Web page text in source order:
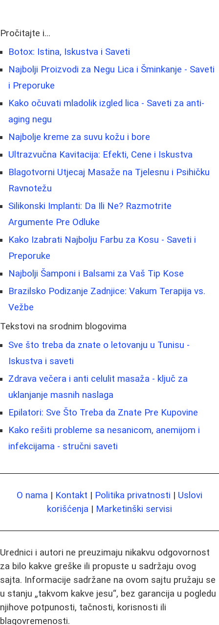
Pročitajte i...
Botox: Istina, Iskustva i Saveti
Najbolji Proizvodi za Negu Lica i Šminkanje - Saveti
i Preporuke
Kako očuvati mladolik izgled lica - Saveti za anti-
aging negu
Najbolje kreme za suvu kožu i bore
Ultrazvučna Kavitacija: Efekti, Cene i Iskustva
Blagotvorni Utjecaj Masaže na Tjelesnu i Psihičku
Ravnotežu
Silikonski Implanti: Da Ili Ne? Razmotrite
Argumente Pre Odluke
Kako Izabrati Najbolju Farbu za Kosu - Saveti i
Preporuke
Najbolji Šamponi i Balsami za Vaš Tip Kose
Brazilsko Podizanje Zadnjice: Vakum Terapija vs.
Vežbe
Tekstovi na srodnim blogovima
Sve što treba da znate o letovanju u Tunisu -
Iskustva i saveti
Zdrava večera i anti celulit masaža - ključ za
uklanjanje masnih naslaga
Epilatori: Sve Što Treba da Znate Pre Kupovine
Kako rešiti probleme sa nesanicom, anemijom i
infekcijama - stručni saveti
O nama | Kontakt | Politika privatnosti | Uslovi
korišćenja | Marketinški servisi
Urednici i autori ne preuzimaju nikakvu odgovornost
za bilo kakve greške ili propuste u sadržaju ovog
sajta. Informacije sadržane na ovom sajtu pružaju se
u stanju „takvom kakve jesu“, bez garancija u pogledu
njihove potpunosti, tačnosti, korisnosti ili
blagovremenosti.